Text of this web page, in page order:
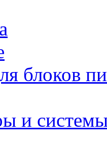
блоков
и